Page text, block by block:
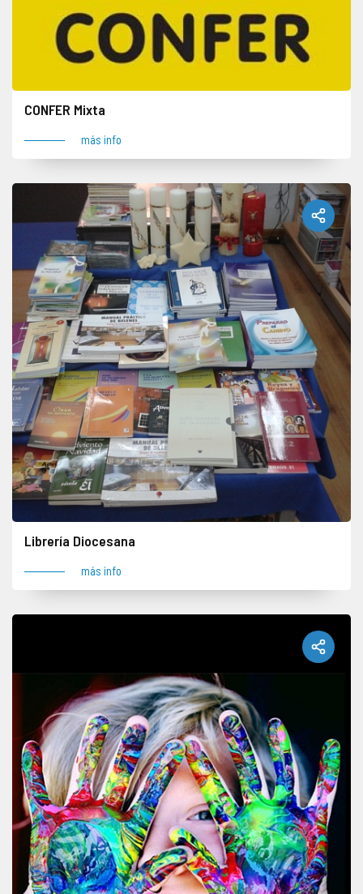
CONFER Mixta
más info
Librería Diocesana
más info